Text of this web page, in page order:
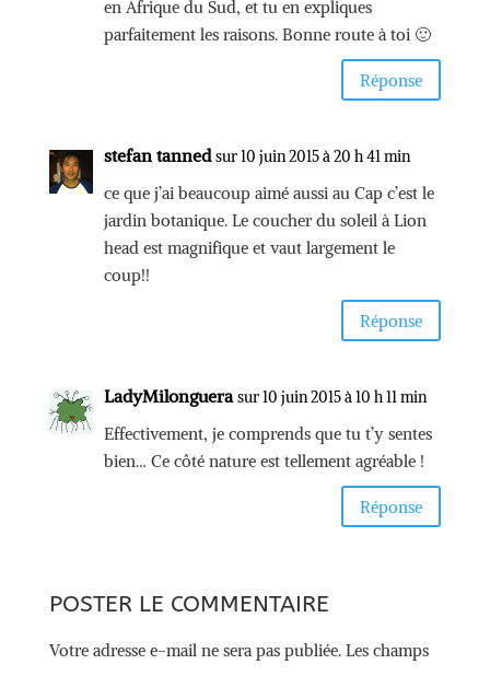
en Afrique du Sud, et tu en expliques
parfaitement les raisons. Bonne route à toi 🙂
Réponse
stefan tanned sur 10 juin 2015 à 20 h 41 min
ce que j’ai beaucoup aimé aussi au Cap c’est le
jardin botanique. Le coucher du soleil à Lion
head est magnifique et vaut largement le
coup!!
Réponse
LadyMilonguera sur 10 juin 2015 à 10 h 11 min
Effectivement, je comprends que tu t’y sentes
bien… Ce côté nature est tellement agréable !
Réponse
POSTER LE COMMENTAIRE
Votre adresse e-mail ne sera pas publiée. Les champs